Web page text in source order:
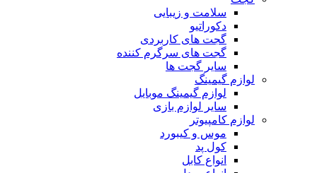
سلامت و زیبایی
دکوراتیو
گجت های کاربردی
گجت های سرگرم کننده
سایر گجت ها
لوازم گیمینگ
لوازم گیمینگ موبایل
سایر لوازم بازی
لوازم کامپیوتر
موس و کیبورد
کول پد
انواع کابل